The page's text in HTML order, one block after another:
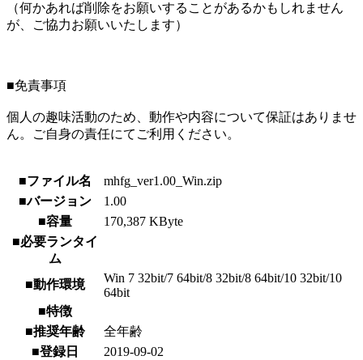
（何かあれば削除をお願いすることがあるかもしれません
が、ご協力お願いいたします）
■免責事項
個人の趣味活動のため、動作や内容について保証はありませ
ん。ご自身の責任にてご利用ください。
■ファイル名
mhfg_ver1.00_Win.zip
■バージョン
1.00
■容量
170,387 KByte
■必要ランタイ
ム
■動作環境
Win 7 32bit/7 64bit/8 32bit/8 64bit/10 32bit/10
64bit
■特徴
■推奨年齢
全年齢
■登録日
2019-09-02